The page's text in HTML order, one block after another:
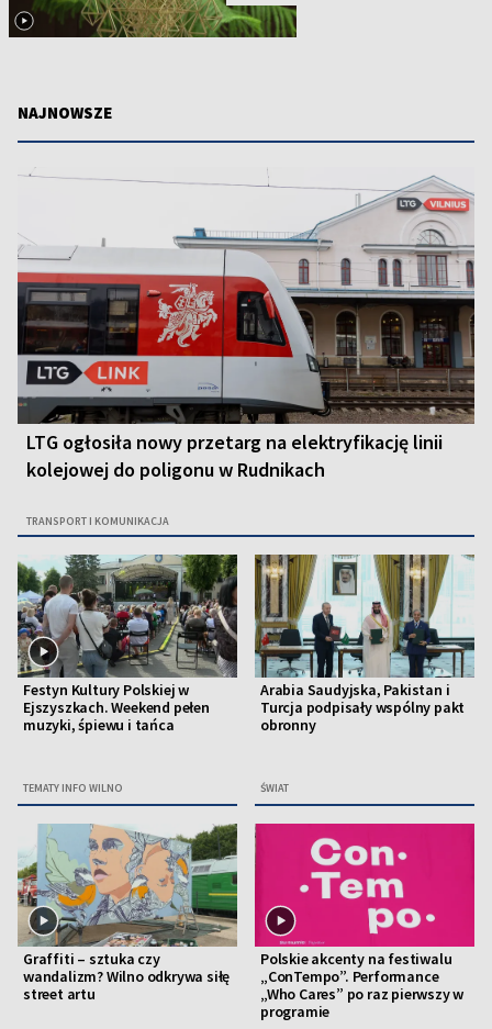
NAJNOWSZE
LTG ogłosiła nowy przetarg na elektryfikację linii
kolejowej do poligonu w Rudnikach
TRANSPORT I KOMUNIKACJA
Festyn Kultury Polskiej w
Ejszyszkach. Weekend pełen
muzyki, śpiewu i tańca
TEMATY INFO WILNO
Arabia Saudyjska, Pakistan i
Turcja podpisały wspólny pakt
obronny
ŚWIAT
Graffiti – sztuka czy
wandalizm? Wilno odkrywa siłę
street artu
Polskie akcenty na festiwalu
„ConTempo”. Performance
„Who Cares” po raz pierwszy w
programie